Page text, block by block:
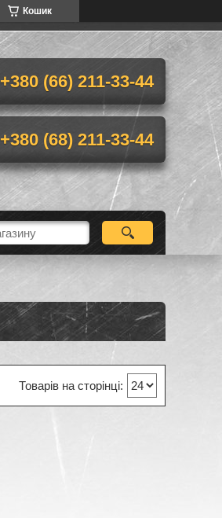
Кошик
+380 (66) 211-33-44
+380 (68) 211-33-44